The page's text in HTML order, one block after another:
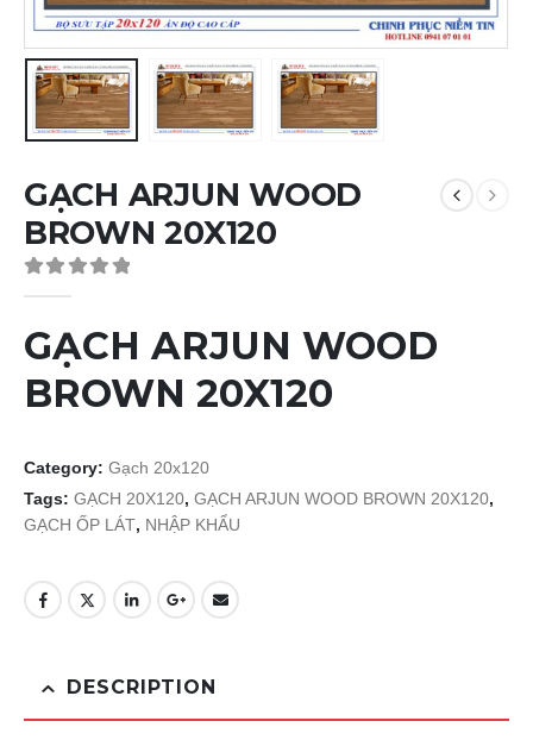
GẠCH ARJUN WOOD
BROWN 20X120
0out of 5
GẠCH ARJUN WOOD
BROWN 20X120
Category: Gạch 20x120
Tags: GẠCH 20X120, GẠCH ARJUN WOOD BROWN 20X120,
GẠCH ỐP LÁT, NHẬP KHẨU
DESCRIPTION